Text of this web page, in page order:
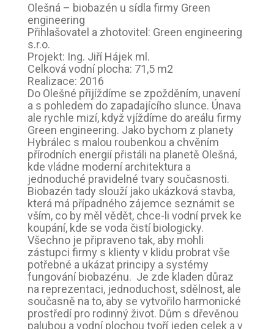
Olešná – biobazén u sídla firmy Green
engineering
Přihlašovatel a zhotovitel: Green engineering
s.r.o.
Projekt: Ing. Jiří Hájek ml.
Celková vodní plocha: 71,5 m2
Realizace: 2016
Do Olešné přijíždíme se zpožděním, unavení
a s pohledem do zapadajícího slunce. Únava
ale rychle mizí, když vjíždíme do areálu firmy
Green engineering. Jako bychom z planety
Hybrálec s malou roubenkou a chvěním
přírodních energií přistáli na planetě Olešná,
kde vládne moderní architektura a
jednoduché pravidelné tvary současnosti.
Biobazén tady slouží jako ukázková stavba,
která má případného zájemce seznámit se
vším, co by měl vědět, chce-li vodní prvek ke
koupání, kde se voda čistí biologicky.
Všechno je připraveno tak, aby mohli
zástupci firmy s klienty v klidu probrat vše
potřebné a ukázat principy a systémy
fungování biobazénu. Je zde kladen důraz
na reprezentaci, jednoduchost, sdělnost, ale
současně na to, aby se vytvořilo harmonické
prostředí pro rodinný život. Dům s dřevěnou
palubou a vodní plochou tvoří jeden celek a v